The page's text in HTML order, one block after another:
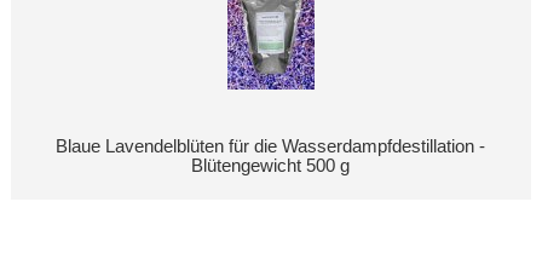
Blaue Lavendelblüten für die Wasserdampfdestillation -
Blütengewicht 500 g